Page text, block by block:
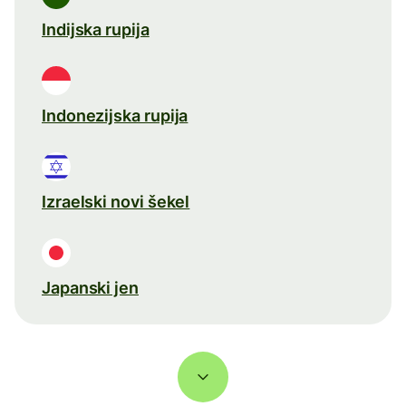
Indijska rupija
Indonezijska rupija
Izraelski novi šekel
Japanski jen